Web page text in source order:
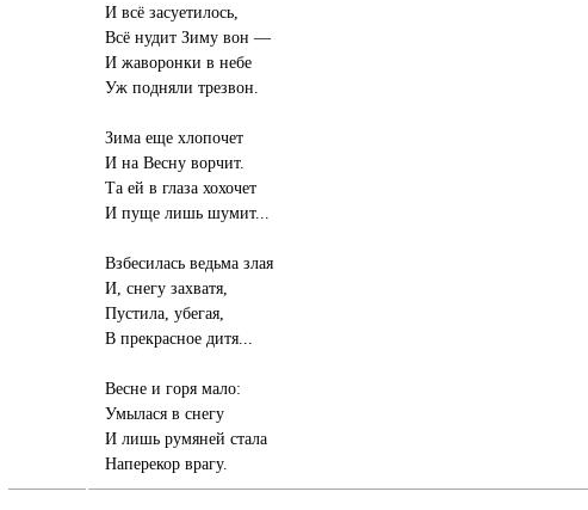
И всё засуетилось,
Всё нудит Зиму вон —
И жаворонки в небе
Уж подняли трезвон.
Зима еще хлопочет
И на Весну ворчит.
Та ей в глаза хохочет
И пуще лишь шумит...
Взбесилась ведьма злая
И, снегу захватя,
Пустила, убегая,
В прекрасное дитя...
Весне и горя мало:
Умылася в снегу
И лишь румяней стала
Наперекор врагу.